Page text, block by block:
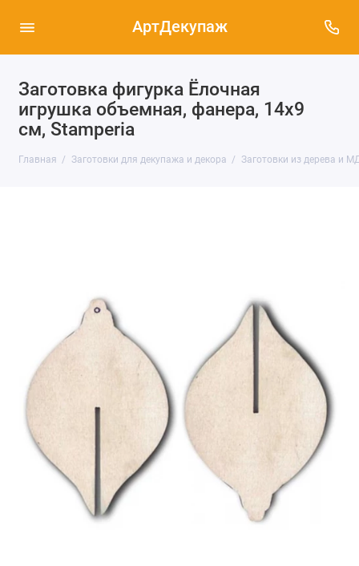
АртДекупаж
Заготовка фигурка Ёлочная
игрушка объемная, фанера, 14х9
см, Stamperia
Главная Заготовки для декупажа и декора Заготовки из дерева и